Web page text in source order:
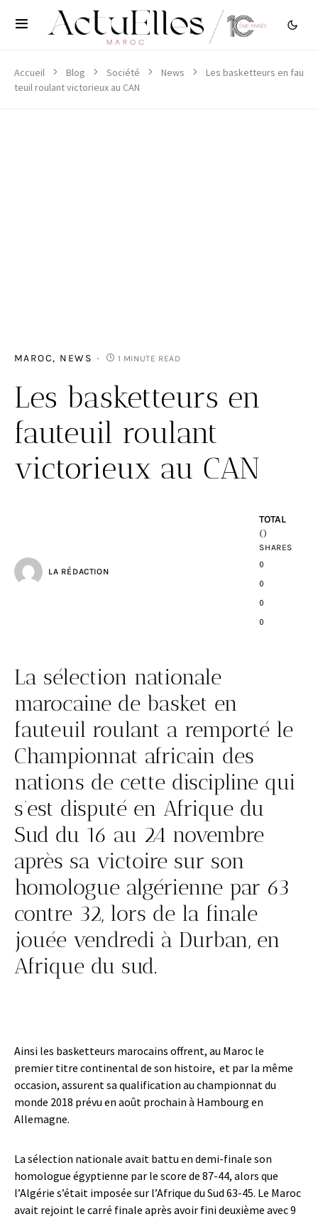
Accueil Blog Société News
Les basketteurs en fau
teuil roulant victorieux au CAN
MAROC NEWS 1 MINUTE READ
Les basketteurs en
fauteuil roulant
victorieux au CAN
LA RÉDACTION
TOTAL
0
SHARES
0
0
0
0
La sélection nationale
marocaine de basket en
fauteuil roulant a remporté le
Championnat africain des
nations de cette discipline qui
s’est disputé en Afrique du
Sud du 16 au 24 novembre
après sa victoire sur son
homologue algérienne par 63
contre 32, lors de la finale
jouée vendredi à Durban, en
Afrique du sud.
Ainsi les basketteurs marocains offrent, au Maroc le
premier titre continental de son histoire, et par la même
occasion, assurent sa qualification au championnat du
monde 2018 prévu en août prochain à Hambourg en
Allemagne.
La sélection nationale avait battu en demi-finale son
homologue égyptienne par le score de 87-44, alors que
l’Algérie s’était imposée sur l’Afrique du Sud 63-45. Le Maroc
avait rejoint le carré finale après avoir fini deuxième avec 9